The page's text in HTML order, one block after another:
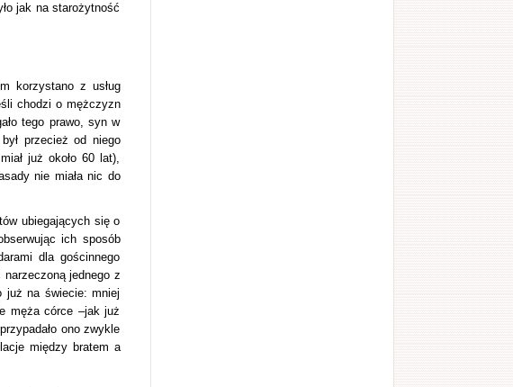
jak na starożytność
korzystano z usług
chodzi o mężczyzn
tego prawo, syn w
przecież od niego
już około 60 lat),
nie miała nic do
ubiegających się o
ich sposób
dla gościnnego
jednego z
już na świecie: mniej
męża córce –jak już
ono zwykle
między bratem a